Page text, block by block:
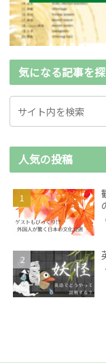
気になる記事を
人気の投稿